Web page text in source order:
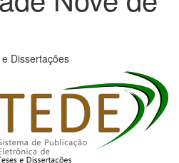
Dissertações